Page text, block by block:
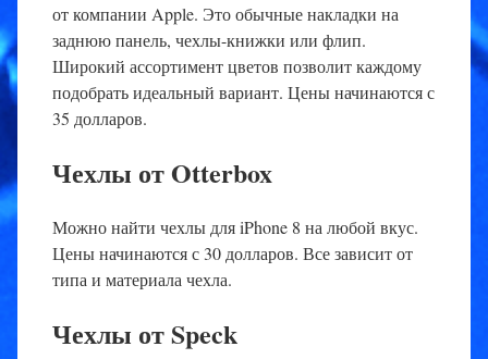
от компании Apple. Это обычные накладки на
заднюю панель, чехлы-книжки или флип.
Широкий ассортимент цветов позволит каждому
подобрать идеальный вариант. Цены начинаются с
35 долларов.
Чехлы от Otterbox
Можно найти чехлы для iPhone 8 на любой вкус.
Цены начинаются с 30 долларов. Все зависит от
типа и материала чехла.
Чехлы от Speck